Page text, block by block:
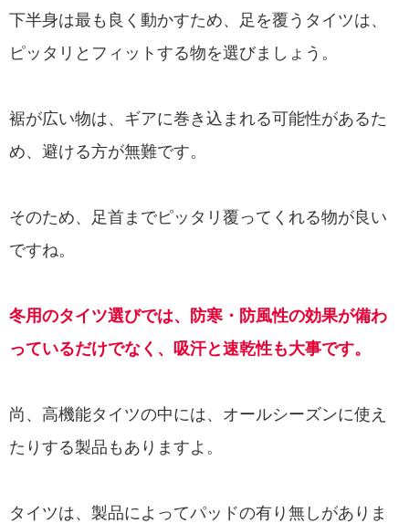
下半身は最も良く動かすため、足を覆うタイツは、
ピッタリとフィットする物を選びましょう。
裾が広い物は、ギアに巻き込まれる可能性があるた
め、避ける方が無難です。
そのため、足首までピッタリ覆ってくれる物が良い
ですね。
冬用のタイツ選びでは、防寒・防風性の効果が備わ
っているだけでなく、吸汗と速乾性も大事です。
尚、高機能タイツの中には、オールシーズンに使え
たりする製品もありますよ。
タイツは、製品によってパッドの有り無しがありま